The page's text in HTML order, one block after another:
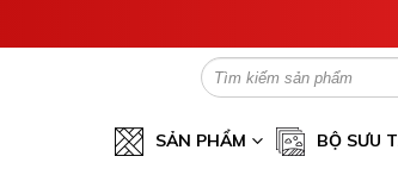
SẢN PHẨM BỘ SƯU